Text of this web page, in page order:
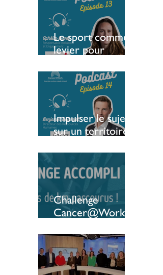
Le sport comme
levier pour
des patients
Impulser le sujet
sur un territoire :
d’une entreprise
luxembourgeoise
Challenge
Cancer@Work :
qui bat tous les
reccords ! 🔥